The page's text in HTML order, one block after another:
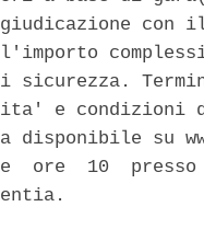
sicurezza.
e condizioni
disponibile su
ore  10